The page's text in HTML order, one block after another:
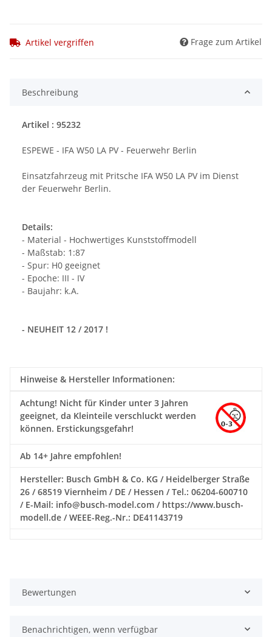
Artikel vergriffen Frage zum Artikel
Beschreibung
Artikel : 95232
ESPEWE - IFA W50 LA PV - Feuerwehr Berlin
Einsatzfahrzeug mit Pritsche IFA W50 LA PV im Dienst
der Feuerwehr Berlin.
Details:
- Material - Hochwertiges Kunststoffmodell
- Maßstab: 1:87
- Spur: H0 geeignet
- Epoche: III - IV
- Baujahr: k.A.
- NEUHEIT 12 / 2017 !
Hinweise & Hersteller Informationen:
Achtung! Nicht für Kinder unter 3 Jahren
geeignet, da Kleinteile verschluckt werden
können. Erstickungsgefahr!
Ab 14+ Jahre empfohlen!
Hersteller: Busch GmbH & Co. KG / Heidelberger Straße
26 / 68519 Viernheim / DE / Hessen / Tel.: 06204-600710
/ E-Mail: info@busch-model.com / https://www.busch-
modell.de / WEEE-Reg.-Nr.: DE41143719
Bewertungen
Benachrichtigen, wenn verfügbar